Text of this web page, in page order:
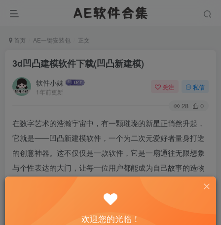
首页 AE一键安装包 正文
3d凹凸建模软件下载(凹凸新建模)
软件小妹
1年前更新
关注 私信
28 0
在数字艺术的浩瀚宇宙中，有一颗璀璨的新星正悄然升起，
它就是——凹凸新建模软件，一个为二次元爱好者量身打造
的创意神器。这不仅仅是一款软件，它是一扇通往无限想象
与个性表达的大门，让每一位用户都能成为自己故事的造物
欢迎您的光临！